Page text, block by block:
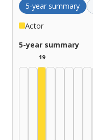
5-year summary
Actor
5-year summary
19